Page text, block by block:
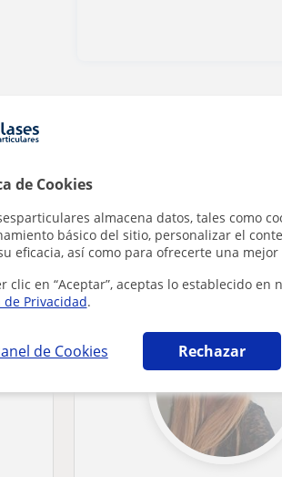
de Cookies
almacena datos, tales como
básico del sitio, personalizar el
eficacia, así como para ofrecerte una
clic en “Aceptar”, aceptas lo establecido en
de Privacidad.
de Cookies Rechazar
Castellana y Literatura en